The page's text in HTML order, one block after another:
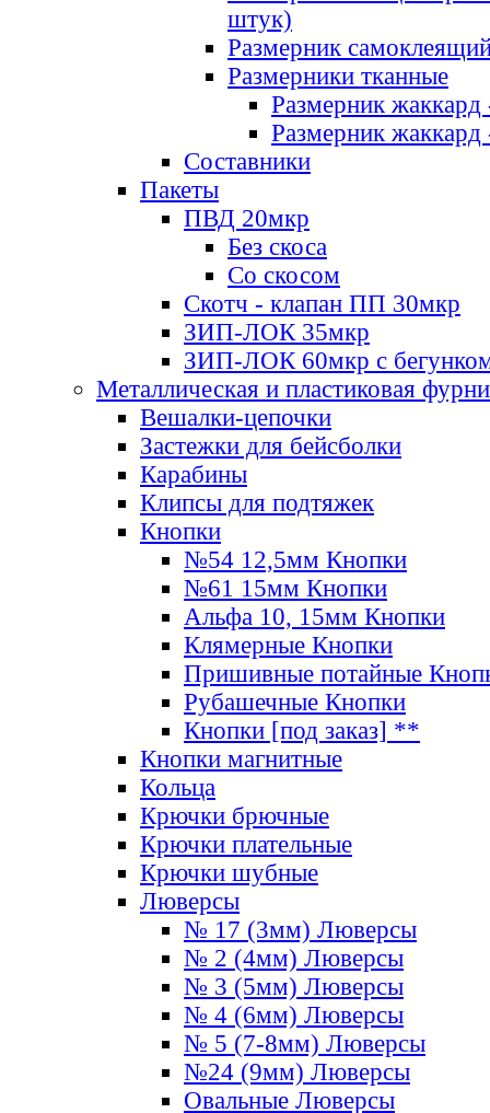
штук)
Размерник
Размерники тканные
Размерник
Размерник
Составники
Пакеты
ПВД 20мкр
Без скоса
Со скосом
Скотч - клапан ПП 30мкр
ЗИП-ЛОК 35мкр
ЗИП-ЛОК 60мкр с
Металлическая и пластиковая
Вешалки-цепочки
Застежки для бейсболки
Карабины
Клипсы для подтяжек
Кнопки
№54 12,5мм Кнопки
№61 15мм Кнопки
Альфа 10, 15мм Кнопки
Клямерные Кнопки
Пришивные потайные
Рубашечные Кнопки
Кнопки [под заказ] **
Кнопки магнитные
Кольца
Крючки брючные
Крючки плательные
Крючки шубные
Люверсы
№ 17 (3мм) Люверсы
№ 2 (4мм) Люверсы
№ 3 (5мм) Люверсы
№ 4 (6мм) Люверсы
№ 5 (7-8мм) Люверсы
№24 (9мм) Люверсы
Овальные Люверсы